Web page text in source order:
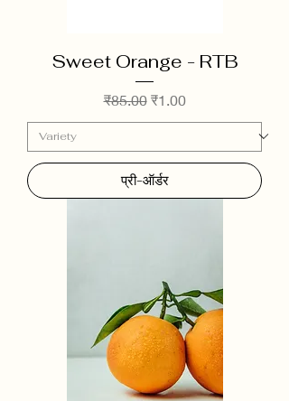
Sweet Orange - RTB
नियमित मूल्य
₹85.00 बिक्री मूल्य
₹1.00
प्री-ऑर्डर